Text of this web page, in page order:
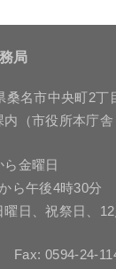
局
名市中央町2丁
（市役所本庁舎
金曜日
後4時30分
日、祝祭日、
Fax: 0594-24-